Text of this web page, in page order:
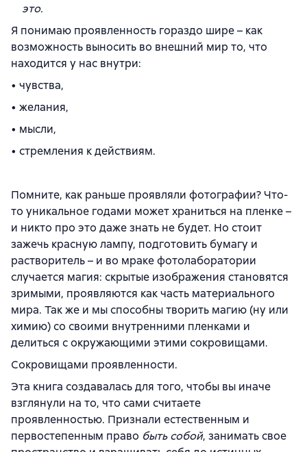
это.
Я понимаю проявленность гораздо шире – как
возможность выносить во внешний мир то, что
находится у нас внутри:
• чувства,
• желания,
• мысли,
• стремления к действиям.
Помните, как раньше проявляли фотографии? Что-
то уникальное годами может храниться на пленке –
и никто про это даже знать не будет. Но стоит
зажечь красную лампу, подготовить бумагу и
растворитель – и во мраке фотолаборатории
случается магия: скрытые изображения становятся
зримыми, проявляются как часть материального
мира. Так же и мы способны творить магию (ну или
химию) со своими внутренними пленками и
делиться с окружающими этими сокровищами.
Сокровищами проявленности.
Эта книга создавалась для того, чтобы вы иначе
взглянули на то, что сами считаете
проявленностью. Признали естественным и
первостепенным право быть собой, занимать свое